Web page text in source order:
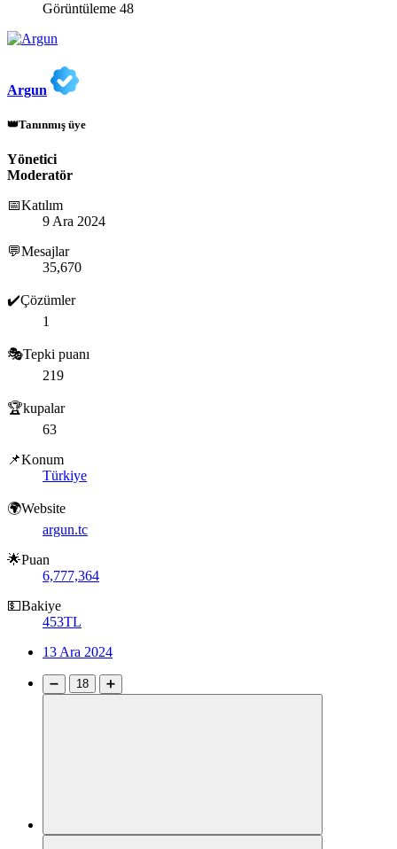
Görüntüleme 48
Argun
👑Tanınmış üye
Yönetici
Moderatör
📅Katılım
9 Ara 2024
💬Mesajlar
35,670
✔️Çözümler
1
🎭Tepki puanı
219
🏆kupalar
63
📌Konum
Türkiye
🌍Website
argun.tc
🌟Puan
6,777,364
💵Bakiye
453TL
13 Ara 2024
➖ 18 ➕